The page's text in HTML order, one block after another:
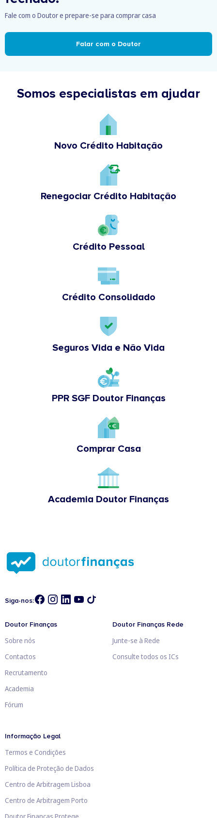
Fale com o Doutor e prepare-se para comprar casa
Falar com o Doutor
Somos especialistas em ajudar
Novo Crédito Habitação
Renegociar Crédito Habitação
Crédito Pessoal
Crédito Consolidado
Seguros Vida e Não Vida
PPR SGF Doutor Finanças
Comprar Casa
Academia Doutor Finanças
Siga-nos:
Doutor Finanças
Sobre nós
Contactos
Recrutamento
Academia
Fórum
Doutor Finanças Rede
Junte-se à Rede
Consulte todos os ICs
Informação Legal
Termos e Condições
Política de Proteção de Dados
Centro de Arbitragem Lisboa
Centro de Arbitragem Porto